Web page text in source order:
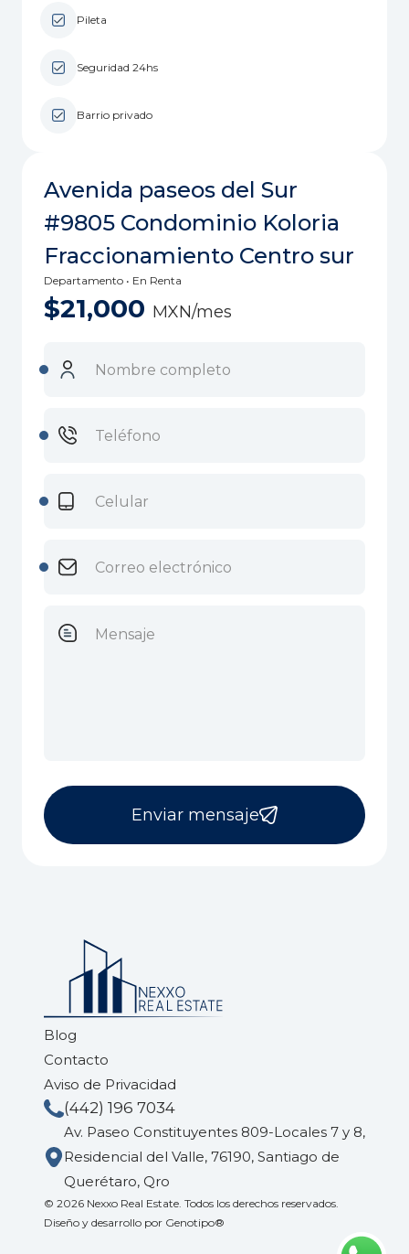
Avenida paseos del Sur
#9805 Condominio Koloria
Fraccionamiento Centro sur
Departamento • En Renta
$21,000 MXN/mes
Enviar mensaje
Pileta
Seguridad 24hs
Barrio privado
Blog
Contacto
Aviso de Privacidad
(442) 196 7034
Av. Paseo Constituyentes 809-Locales 7 y 8,
Residencial del Valle, 76190, Santiago de
Querétaro, Qro
© 2026 Nexxo Real Estate. Todos los derechos reservados.
Diseño y desarrollo por Genotipo®